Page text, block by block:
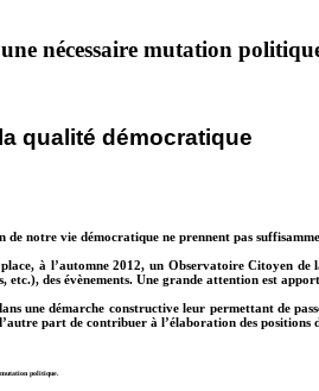
nécessaire mutation
qualité démocratique
notre vie démocratique ne prennent pas
à l’automne 2012, un Observatoire Citoyen
des évènements. Une grande attention est
une démarche constructive leur permettant de
part de contribuer à l’élaboration des positions
politique.